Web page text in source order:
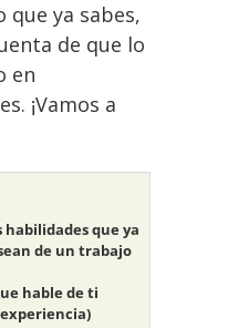
que ya sabes,
de que lo
en
¡Vamos a
habilidades que ya
de un trabajo
hable de ti